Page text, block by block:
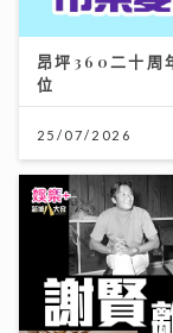
昂坪360二十周
位
25/07/2026